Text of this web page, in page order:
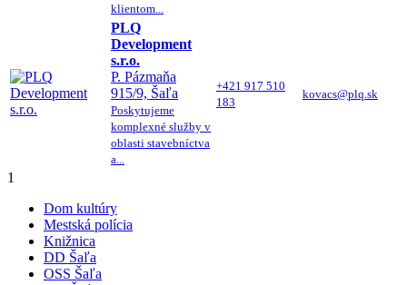
klientom...
PLQ
Development
s.r.o.
P. Pázmaňa
915/9, Šaľa
Poskytujeme
komplexné služby v
oblasti stavebníctva
a...
+421 917 510
183
kovacs@plq.sk
1
Dom kultúry
Mestská polícia
Knižnica
DD Šaľa
OSS Šaľa